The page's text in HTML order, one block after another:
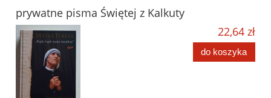
prywatne pisma Świętej z Kalkuty
22,64 zł
do koszyka